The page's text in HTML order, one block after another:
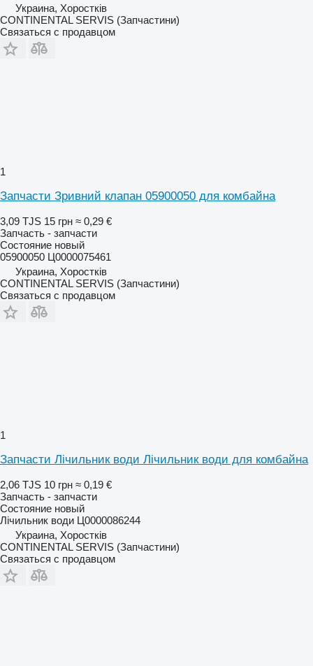
Украина, Хоростків
CONTINENTAL SERVIS (Запчастини)
Связаться с продавцом
1
Запчасти Зривний клапан 05900050 для комбайна
3,09 TJS 15 грн ≈ 0,29 €
Запчасть - запчасти
Состояние новый
05900050 Ц0000075461
Украина, Хоростків
CONTINENTAL SERVIS (Запчастини)
Связаться с продавцом
1
Запчасти Лічильник води Лічильник води для комбайна
2,06 TJS 10 грн ≈ 0,19 €
Запчасть - запчасти
Состояние новый
Лічильник води Ц0000086244
Украина, Хоростків
CONTINENTAL SERVIS (Запчастини)
Связаться с продавцом